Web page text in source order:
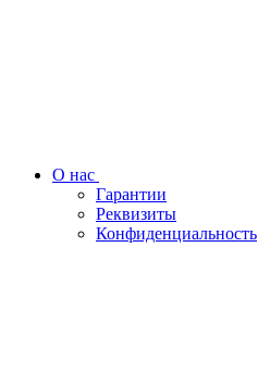
О нас
Гарантии
Реквизиты
Конфиденциальность